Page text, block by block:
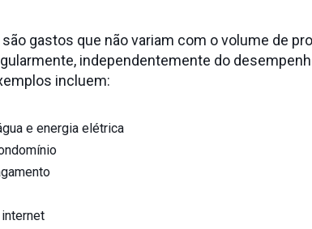
gastos que não variam com o volume de
independentemente do
incluem:
e energia elétrica